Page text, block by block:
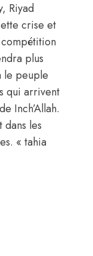
Riyad
crise et
plus
le peuple
qui arrivent
Inch’Allah.
les
« tahia